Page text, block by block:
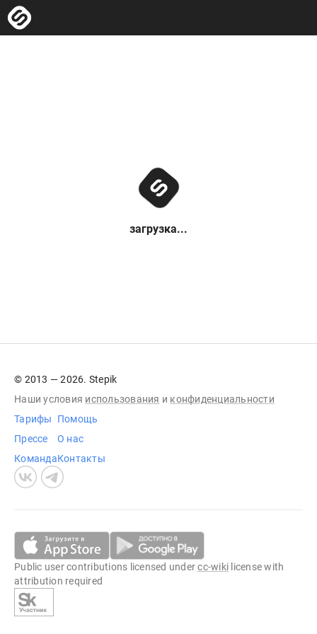
загрузка...
© 2013 — 2026. Stepik
Наши условия использования и конфиденциальности
Тарифы
Прессе
Команда
Помощь
О нас
Контакты
Public user contributions licensed undercc-wiki license with
attribution required